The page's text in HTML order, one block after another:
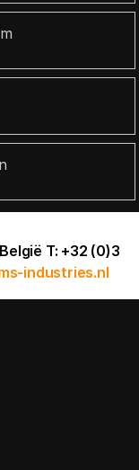
T: +32 (0)3
industries.nl